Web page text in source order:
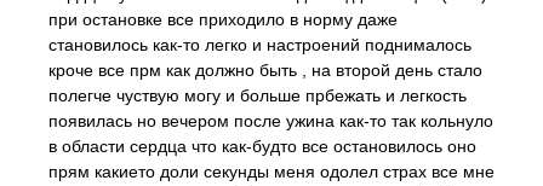
при остановке все приходило в норму даже
становилось как-то легко и настроений поднималось
кроче все прм как должно быть , на второй день стало
полегче чуствую могу и больше прбежать и легкость
появилась но вечером после ужина как-то так кольнуло
в области сердца что как-будто все остановилось оно
прям какието доли секунды меня одолел страх все мне